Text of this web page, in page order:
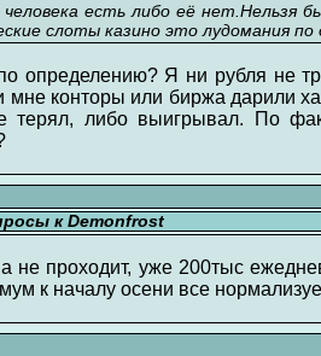
есть либо её нет.Нельзя
слоты казино это лудомания по
определению? Я ни рубля не
мне конторы или биржа дарили
терял, либо выигрывал. По
к Demonfrost
не проходит, уже 200тыс
к началу осени все